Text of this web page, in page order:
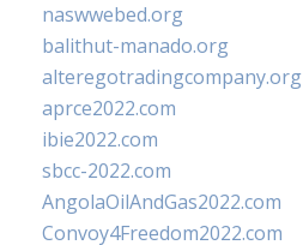
naswwebed.org
balithut-manado.org
alteregotradingcompany.org
aprce2022.com
ibie2022.com
sbcc-2022.com
AngolaOilAndGas2022.com
Convoy4Freedom2022.com